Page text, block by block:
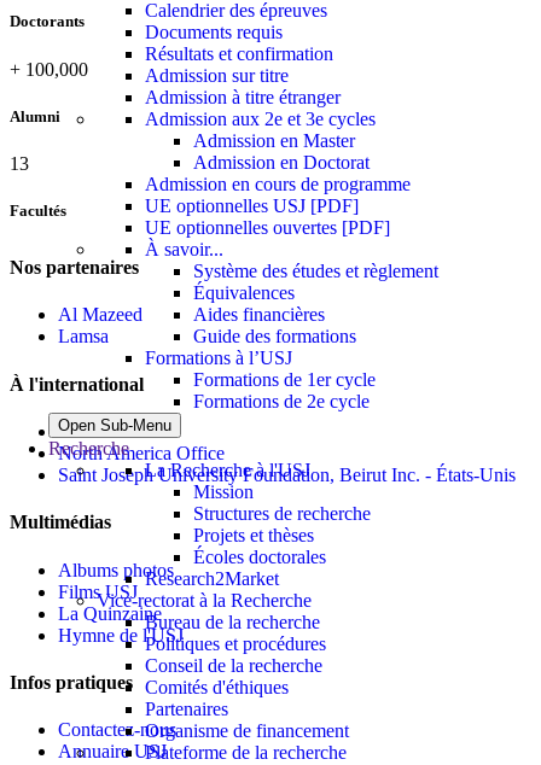
Calendrier des épreuves
Documents requis
Résultats et confirmation
Admission sur titre
Admission à titre étranger
Admission aux 2e et 3e cycles
Admission en Master
Admission en Doctorat
Admission en cours de programme
UE optionnelles USJ [PDF]
UE optionnelles ouvertes [PDF]
À savoir...
Système des études et règlement
Équivalences
Aides financières
Guide des formations
Formations à l’USJ
Formations de 1er cycle
Formations de 2e cycle
Open Sub-Menu
Recherche
La Recherche à l'USJ
Mission
Structures de recherche
Projets et thèses
Écoles doctorales
Research2Market
Vice-rectorat à la Recherche
Bureau de la recherche
Politiques et procédures
Conseil de la recherche
Comités d'éthiques
Partenaires
Organisme de financement
Plateforme de la recherche
Doctorants
+ 100,000
Alumni
13
Facultés
Nos partenaires
Al Mazeed
Lamsa
À l'international
Bureau de Paris
North America Office
Saint Joseph University Foundation, Beirut Inc. - États-Unis
Multimédias
Albums photos
Films USJ
La Quinzaine
Hymne de l'USJ
Infos pratiques
Contactez-nous
Annuaire USJ